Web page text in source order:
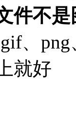
件不
、
就好